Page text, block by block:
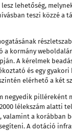
lesz lehetőség,
teszi közzé a
a kormány
A kérelmek
és egy
elérhető a két
negyedik
lélekszám alatti
a korábban
A dotáció